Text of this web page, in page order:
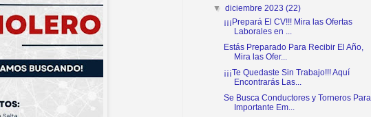
▼diciembre 2023(22)
¡¡¡Prepará El CV!!! Mira las Ofertas
Laborales en ...
Estás Preparado Para Recibir El Año,
Mira las Ofer...
¡¡¡Te Quedaste Sin Trabajo!!! Aquí
Encontrarás Las...
Se Busca Conductores y Torneros Para
Importante Em...